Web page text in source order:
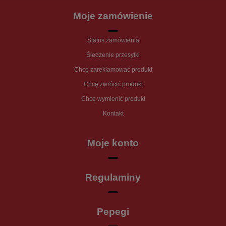
Moje zamówienie
Status zamówienia
Śledzenie przesyłki
Chcę zareklamować produkt
Chcę zwrócić produkt
Chcę wymienić produkt
Kontakt
Moje konto
Regulaminy
Pepegi